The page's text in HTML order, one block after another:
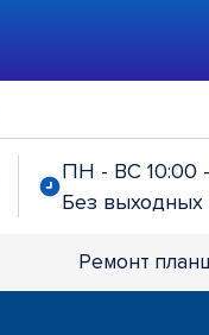
ПН - ВС 10:00
Без выходных
Ремонт